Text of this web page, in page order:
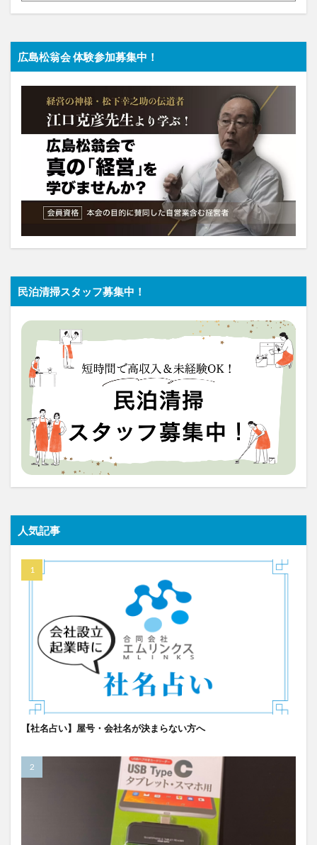
広島松翁会 体験参加募集中！
民泊清掃スタッフ募集中！
人気記事
【社名占い】屋号・会社名が決まらない方へ